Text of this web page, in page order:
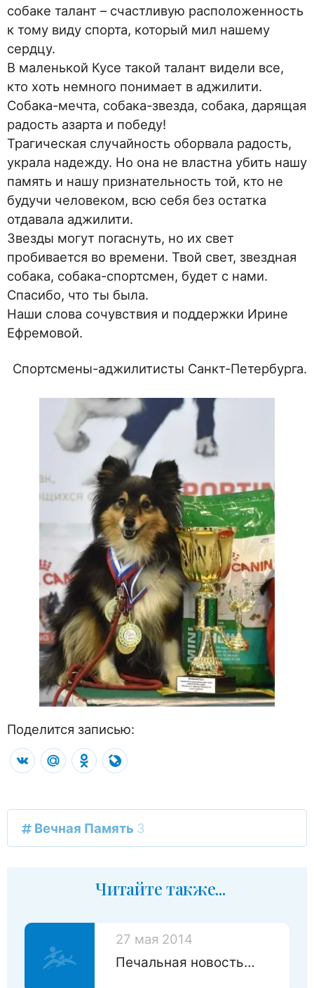
собаке талант – счастливую расположенность
к тому виду спорта, который мил нашему
сердцу.
В маленькой Кусе такой талант видели все,
кто хоть немного понимает в аджилити.
Собака-мечта, собака-звезда, собака, дарящая
радость азарта и победу!
Трагическая случайность оборвала радость,
украла надежду. Но она не властна убить нашу
память и нашу признательность той, кто не
будучи человеком, всю себя без остатка
отдавала аджилити.
Звезды могут погаснуть, но их свет
пробивается во времени. Твой свет, звездная
собака, собака-спортсмен, будет с нами.
Спасибо, что ты была.
Наши слова сочувствия и поддержки Ирине
Ефремовой.
Спортсмены-аджилитисты Санкт-Петербурга.
Поделится записью:
VK Mail.RuOdnoklassniki
Вечная Память 3
Читайте также...
27 мая 2014
Печальная новость…